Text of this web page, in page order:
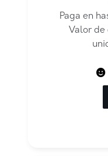
original
actual
Paga en
Valor de